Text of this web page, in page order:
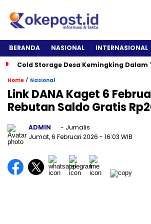
BERANDA NASIONAL INTERNASIONAL
Cold Storage Desa Kemingking
Home / Nasional
Link DANA Kaget 6
Rebutan Saldo Gratis
ADMIN
- Jurnalis
Jumat, 6 Februari 2026 - 16:03 WIB